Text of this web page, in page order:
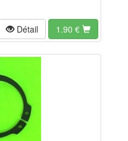
Détail 1.90 €